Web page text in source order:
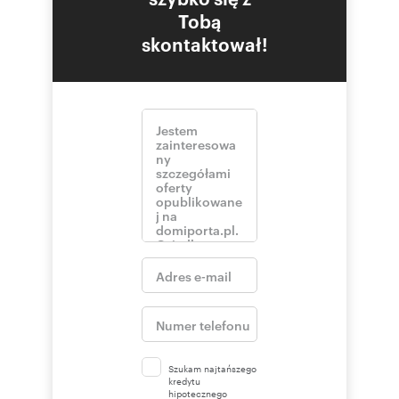
Tobą
skontaktował!
Szukam najtańszego
kredytu
hipotecznego